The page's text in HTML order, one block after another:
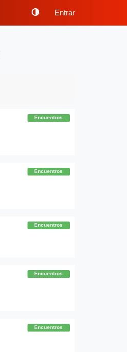
Entrar
Encuentros
Encuentros
Encuentros
Encuentros
Encuentros